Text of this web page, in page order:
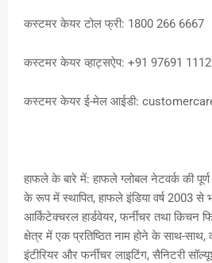
कस्टमर केयर टोल फ्री: 1800 266 6667
कस्टमर केयर व्हाट्सऐप: +91 97691
कस्टमर केयर ई-मेल आईडी:
हाफले के बारे में: हाफले ग्लोबल नेटवर्क की पूर्ण
के रूप में स्थापित, हाफले इंडिया वर्ष 2003 से
आर्किटेक्चरल हार्डवेयर, फर्नीचर तथा किचन
क्षेत्र में एक प्रतिष्ठित नाम होने के साथ-
इंटीरियर और फर्नीचर लाइटिंग, सैनिटरी